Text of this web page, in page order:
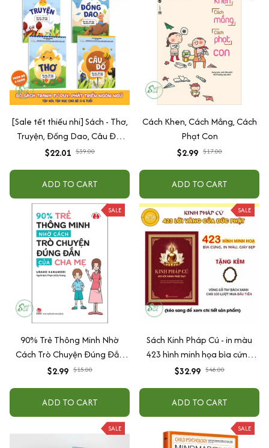
[Sale tết thiếu nhi] Sách - Thơ,
Truyện, Đồng Dao, Câu Đố,
Tập Nói Tập Đọc Cho Bé 0-6
$22.01 $39.00
ADD TO CART
Cách Khen, Cách Mắng, Cách
Phạt Con
$2.99 $17.00
ADD TO CART
SALE
90% Trẻ Thông Minh Nhờ
Cách Trò Chuyện Đúng Đắn
Của Cha Mẹ
$2.99 $15.00
ADD TO CART
SALE
Sách Kinh Pháp Cú - in màu
423 hình minh họa bìa cứng
cao cấp + tặng kèm vòng tay
$32.99 $48.00
ADD TO CART
SALE SALE